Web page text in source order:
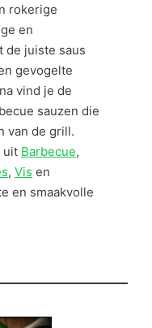
rokerige
en
de juiste saus
gevogelte
vind je de
sauzen die
van de grill.
uit Barbecue,
,Vis en
en smaakvolle